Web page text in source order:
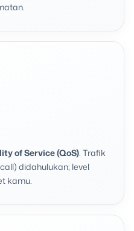
of Service (QoS). Trafik
didahulukan; level
kamu.